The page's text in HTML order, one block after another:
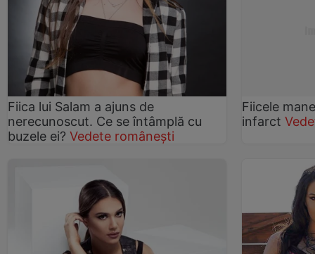
Fiica lui Salam a ajuns de
nerecunoscut. Ce se întâmplă cu
buzele ei? Vedete românești
Fiicele
infarct